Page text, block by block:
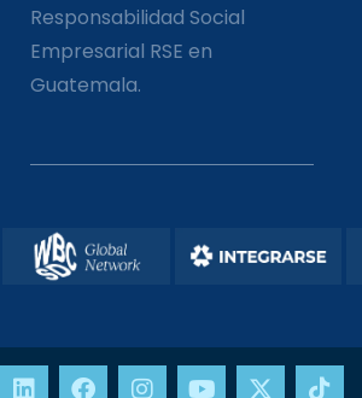
Responsabilidad Social
Empresarial RSE en
Guatemala.